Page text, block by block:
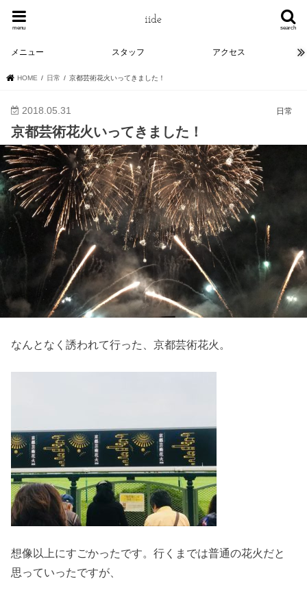
search
menu
メニュー スタッフ アクセス
HOME 日常 京都芸術花火いってきました！
日常
2018.05.31
京都芸術花火いってきました！
なんとなく誘われて行った、京都芸術花火。
想像以上にすごかったです。行くまでは普通の花火だと
思っていったですが、